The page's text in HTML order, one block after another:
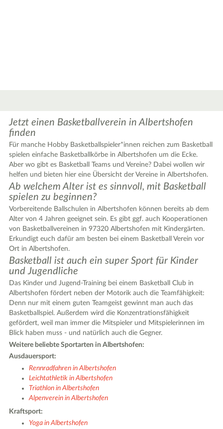
Jetzt einen Basketballverein in Albertshofen
finden
Für manche Hobby Basketballspieler*innen reichen zum Basketball
spielen einfache Basketballkörbe in Albertshofen um die Ecke.
Aber wo gibt es Basketball Teams und Vereine? Dabei wollen wir
helfen und bieten hier eine Übersicht der Vereine in Albertshofen.
Ab welchem Alter ist es sinnvoll, mit Basketball
spielen zu beginnen?
Vorbereitende Ballschulen in Albertshofen können bereits ab dem
Alter von 4 Jahren geeignet sein. Es gibt ggf. auch Kooperationen
von Basketballvereinen in 97320 Albertshofen mit Kindergärten.
Erkundigt euch dafür am besten bei einem Basketball Verein vor
Ort in Albertshofen.
Basketball ist auch ein super Sport für Kinder
und Jugendliche
Das Kinder und Jugend-Training bei einem Basketball Club in
Albertshofen fördert neben der Motorik auch die Teamfähigkeit:
Denn nur mit einem guten Teamgeist gewinnt man auch das
Basketballspiel. Außerdem wird die Konzentrationsfähigkeit
gefördert, weil man immer die Mitspieler und Mitspielerinnen im
Blick haben muss - und natürlich auch die Gegner.
Weitere beliebte Sportarten in Albertshofen:
Ausdauersport:
Rennradfahren in Albertshofen
Leichtathletik in Albertshofen
Triathlon in Albertshofen
Alpenverein in Albertshofen
Kraftsport:
Yoga in Albertshofen